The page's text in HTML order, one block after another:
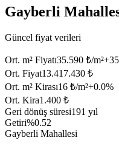
Gayberli
Güncel fiyat verileri
Ort. m² Fiyatı35.590 ₺/m²+
Ort. Fiyat13.417.430 ₺
Ort. m² Kirası16 ₺/m²+0.0%
Ort. Kira1.400 ₺
Geri dönüş süresi191 yıl
Getiri%0.52
Gayberli Mahallesi